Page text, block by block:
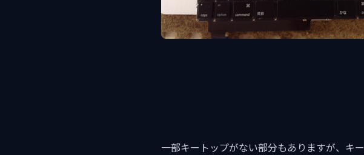
一部キートップがない部分もありますが、キ